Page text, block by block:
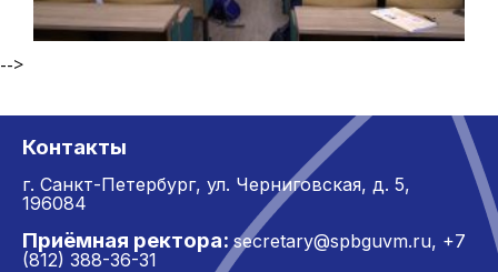
-->
Контакты
г. Санкт-Петербург, ул. Черниговская, д. 5,
196084
Приёмная ректора: secretary@spbguvm.ru, +7
(812) 388-36-31